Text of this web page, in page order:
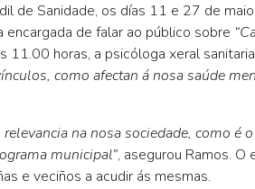
Sanidade, os días 11 e 27 de
de falar ao público sobre
horas, a psicóloga xeral
como afectan á nosa saúde
na nosa sociedade, como é
municipal”, asegurou Ramos. O
e veciños a acudir ás mesmas.